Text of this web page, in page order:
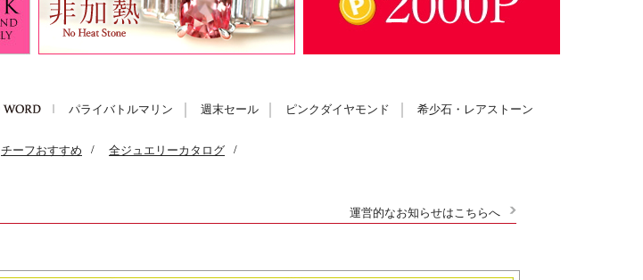
パライバトルマリン 週末セール ピンクダイヤモンド 希少石・レアストーン
チーフおすすめ / 全ジュエリーカタログ /
運営的なお知らせはこちらへ